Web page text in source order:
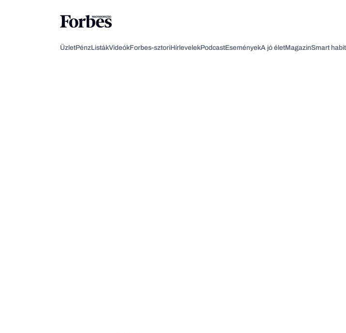
ÜzletPénzListákVideókForbes-sztoriHírlevelekPodcastEseményekA jó életMagazinSmart